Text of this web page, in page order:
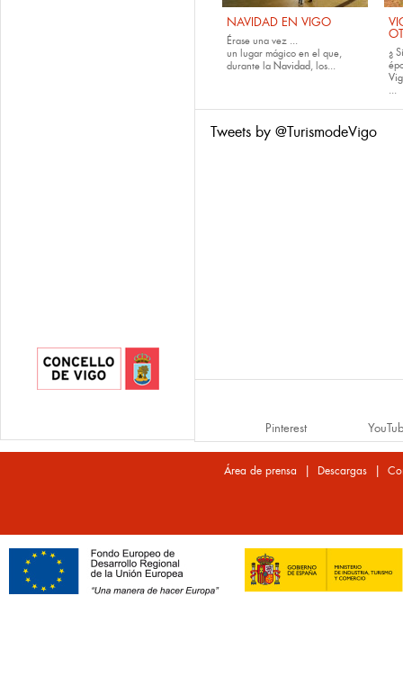
NAVIDAD EN VIGO
Érase una vez ...
un lugar mágico en el que,
durante la Navidad, los...
¿
...
Tweets by @TurismodeVigo
Pinterest
Área de prensa | Descargas|